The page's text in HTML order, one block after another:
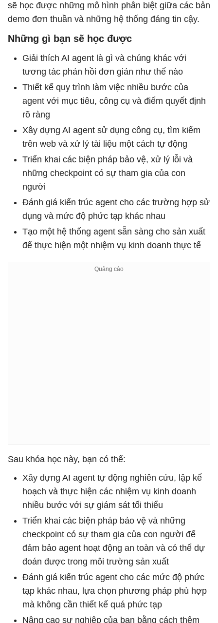
sẽ học được những mô hình phân biệt giữa các bản
demo đơn thuần và những hệ thống đáng tin cậy.
Những gì bạn sẽ học được
Giải thích AI agent là gì và chúng khác với
tương tác phản hồi đơn giản như thế nào
Thiết kế quy trình làm việc nhiều bước của
agent với mục tiêu, công cụ và điểm quyết định
rõ ràng
Xây dựng AI agent sử dụng công cụ, tìm kiếm
trên web và xử lý tài liệu một cách tự động
Triển khai các biện pháp bảo vệ, xử lý lỗi và
những checkpoint có sự tham gia của con
người
Đánh giá kiến ​​trúc agent cho các trường hợp sử
dụng và mức độ phức tạp khác nhau
Tạo một hệ thống agent sẵn sàng cho sản xuất
để thực hiện một nhiệm vụ kinh doanh thực tế
Sau khóa học này, bạn có thể:
Xây dựng AI agent tự động nghiên cứu, lập kế
hoạch và thực hiện các nhiệm vụ kinh doanh
nhiều bước với sự giám sát tối thiểu
Triển khai các biện pháp bảo vệ và những
checkpoint có sự tham gia của con người để
đảm bảo agent hoạt động an toàn và có thể dự
đoán được trong môi trường sản xuất
Đánh giá kiến ​​trúc agent cho các mức độ phức
tạp khác nhau, lựa chọn phương pháp phù hợp
mà không cần thiết kế quá phức tạp
Nâng cao sự nghiệp của bạn bằng cách thêm